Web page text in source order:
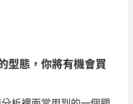
型態，你將有機會買